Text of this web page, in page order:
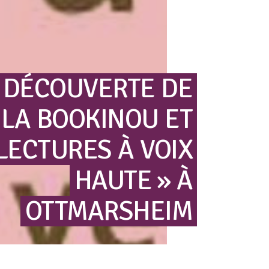
DE
LA BOOKINOU ET
À VOIX
HAUTE » À
OTTMARSHEIM